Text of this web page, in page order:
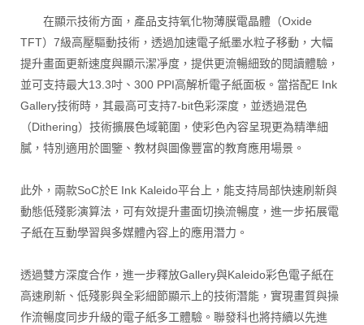
在顯示技術方面，產品支持氧化物薄膜電晶體（Oxide
TFT）7級高壓驅動技術，透過加速電子紙墨水粒子移動，大幅
提升畫面更新速度與顯示潔凈度，提供更流暢細致的閱讀體驗，
並可支持最大13.3吋、300 PPI高解析電子紙面板。當搭配E Ink
Gallery技術時，其最高可支持7-bit色彩深度，並透過混色
（Dithering）技術擴展色域範圍，使彩色內容呈現更為精準細
膩，特別適用於圖鑒、教材與圖像豐富的教育應用場景。
此外，兩款SoC於E Ink Kaleido平台上，能支持局部快速刷新與
動態低殘影演算法，可有效提升畫面切換流暢度，進一步拓展電
子紙在互動學習與多媒體內容上的應用潛力。
透過雙方深度合作，進一步釋放Gallery與Kaleido彩色電子紙在
高速刷新、低殘影與全彩細節顯示上的技術潛能，實現畫質與操
作流暢度同步升級的電子紙多工體驗。聯發科也將持續以先進